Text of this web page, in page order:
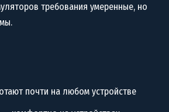
требования умеренные, но
почти на любом устройстве